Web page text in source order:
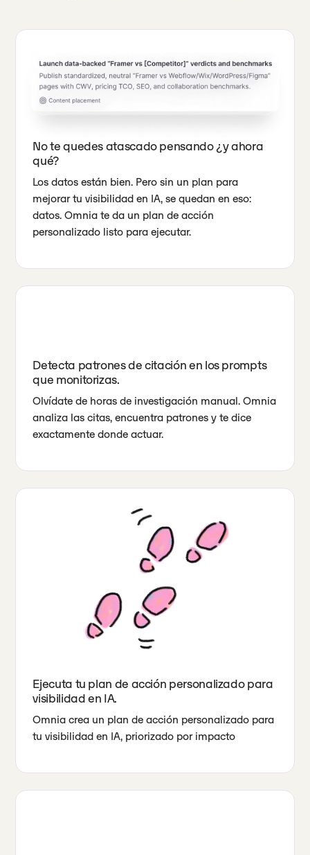
No te quedes atascado pensando ¿y ahora
qué?
Los datos están bien. Pero sin un plan para
mejorar tu visibilidad en IA, se quedan en eso:
datos. Omnia te da un plan de acción
personalizado listo para ejecutar.
Detecta patrones de citación en los prompts
que monitorizas.
Olvídate de horas de investigación manual. Omnia
analiza las citas, encuentra patrones y te dice
exactamente donde actuar.
Ejecuta tu plan de acción personalizado para
visibilidad en IA.
Omnia crea un plan de acción personalizado para
tu visibilidad en IA, priorizado por impacto